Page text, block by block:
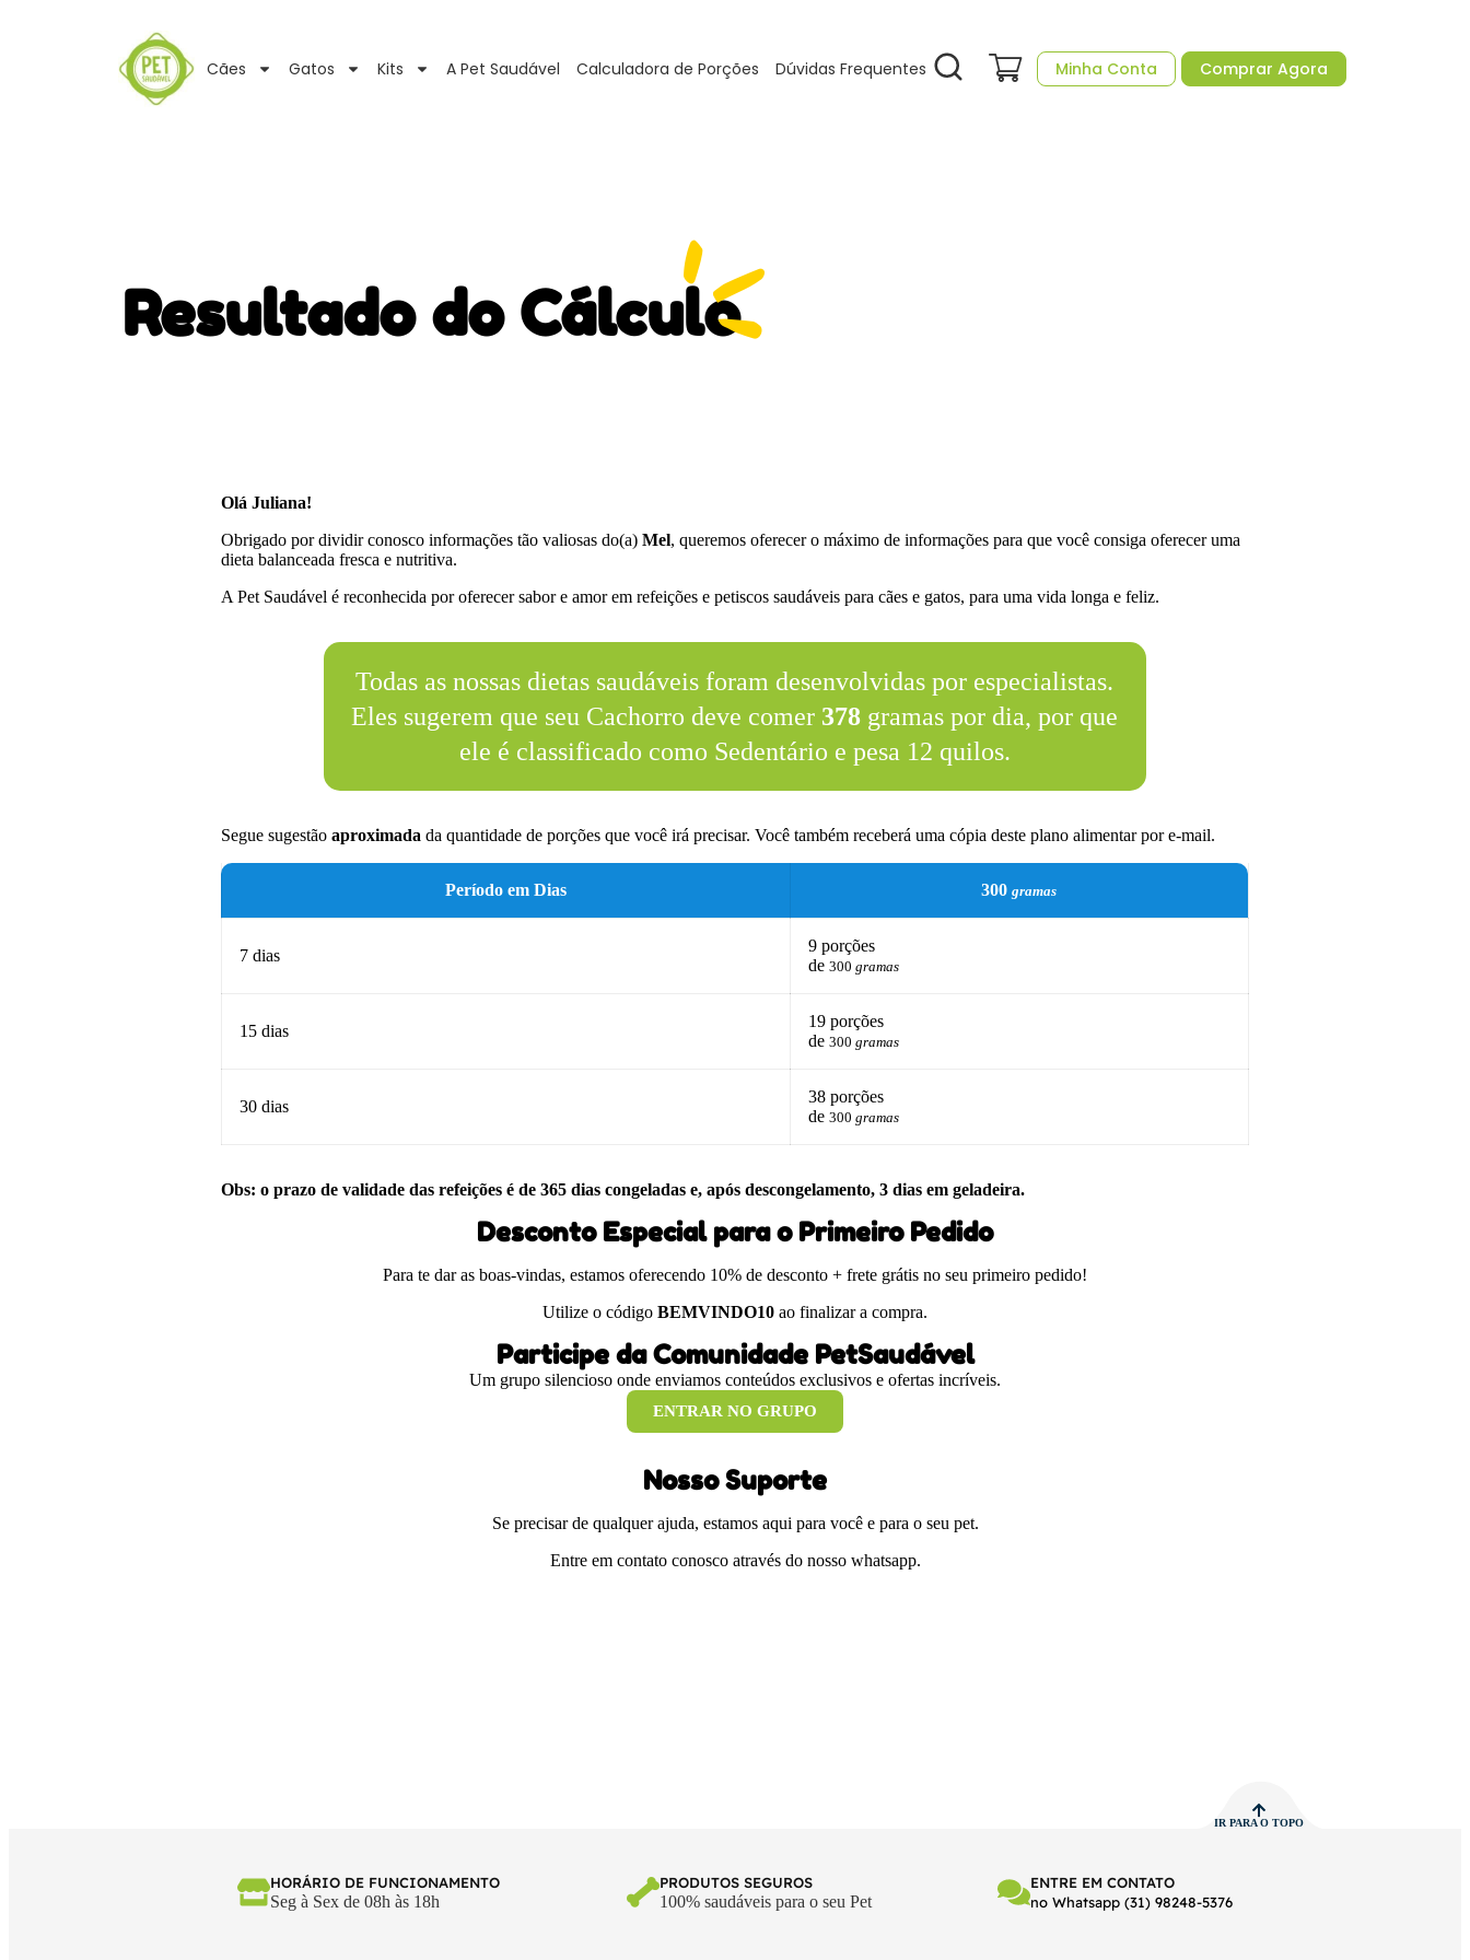
Cães Gatos Kits A Pet Saudável Calculadora de Porções Dúvidas Frequentes Minha Conta Comprar Agora
Resultado do Cálculo
Olá Juliana!
Obrigado por dividir conosco informações tão valiosas do(a) Mel, queremos oferecer o máximo de informações para que você consiga oferecer uma
dieta balanceada fresca e nutritiva.
A Pet Saudável é reconhecida por oferecer sabor e amor em refeições e petiscos saudáveis para cães e gatos, para uma vida longa e feliz.
Todas as nossas dietas saudáveis foram desenvolvidas por especialistas.
Eles sugerem que seu Cachorro deve comer 378 gramas por dia, por que
ele é classificado como Sedentário e pesa 12 quilos.
Segue sugestão aproximada da quantidade de porções que você irá precisar. Você também receberá uma cópia deste plano alimentar por e-mail.
Período em Dias 300gramas
7 dias
9 porções
de 300 gramas
15 dias
19 porções
de 300 gramas
30 dias
38 porções
de 300 gramas
Obs: o prazo de validade das refeições é de 365 dias congeladas e, após descongelamento, 3 dias em geladeira.
Desconto Especial para o Primeiro Pedido
Para te dar as boas-vindas, estamos oferecendo 10% de desconto + frete grátis no seu primeiro pedido!
Utilize o código BEMVINDO10 ao finalizar a compra.
Participe da Comunidade PetSaudável
Um grupo silencioso onde enviamos conteúdos exclusivos e ofertas incríveis.
ENTRAR NO GRUPO
Nosso Suporte
Se precisar de qualquer ajuda, estamos aqui para você e para o seu pet.
Entre em contato conosco através do nosso whatsapp.
IR PARA O TOPO
HORÁRIO DE FUNCIONAMENTO
Seg à Sex de 08h às 18h
PRODUTOS SEGUROS
100% saudáveis para o seu Pet
ENTRE EM CONTATO
no Whatsapp (31) 98248-5376